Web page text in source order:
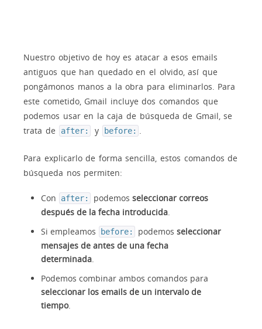
Nuestro objetivo de hoy es atacar a esos emails
antiguos que han quedado en el olvido, así que
pongámonos manos a la obra para eliminarlos. Para
este cometido, Gmail incluye dos comandos que
podemos usar en la caja de búsqueda de Gmail, se
trata de
after: y before: .
Para explicarlo de forma sencilla, estos comandos de
búsqueda nos permiten:
Con after: podemos seleccionar correos
después de la fecha introducida.
Si empleamos
before: podemos seleccionar
mensajes de antes de una fecha
determinada.
Podemos combinar ambos comandos para
seleccionar los emails de un intervalo de
tiempo.